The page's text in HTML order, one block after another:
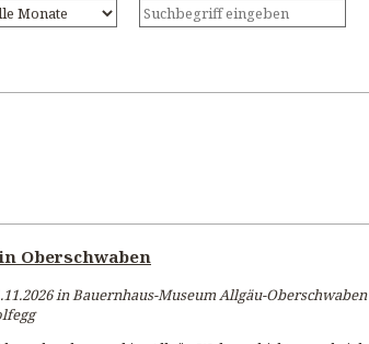
Oberschwaben
in Bauernhaus-Museum Allgäu-